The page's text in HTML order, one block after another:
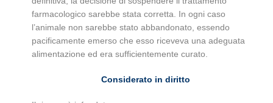
farmacologico sarebbe stata corretta. In ogni caso
l’animale non sarebbe stato abbandonato, essendo
pacificamente emerso che esso riceveva una adeguata
alimentazione ed era sufficientemente curato.
Considerato in diritto